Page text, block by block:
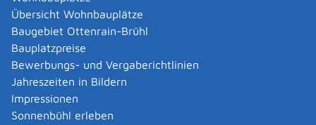
Übersicht Wohnbauplätze
Baugebiet Ottenrain-Brühl
Bauplatzpreise
Bewerbungs- und Vergaberichtlinien
Jahreszeiten in Bildern
Impressionen
Sonnenbühl erleben
ausländischen Hochschulen führen
Akteneinsicht in und außerhalb von
Verwaltungsverfahren beantragen
Allgemein bildende Schulen - zur Abendrealschule
anmelden
Als berechtigte Person Fahrzeugregisterauskunft
(Halterauskunft) beantragen